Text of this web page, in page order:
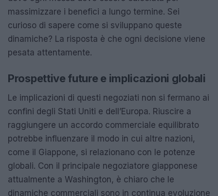
massimizzare i benefici a lungo termine. Sei
curioso di sapere come si sviluppano queste
dinamiche? La risposta è che ogni decisione viene
pesata attentamente.
Prospettive future e implicazioni globali
Le implicazioni di questi negoziati non si fermano ai
confini degli Stati Uniti e dell’Europa. Riuscire a
raggiungere un accordo commerciale equilibrato
potrebbe influenzare il modo in cui altre nazioni,
come il Giappone, si relazionano con le potenze
globali. Con il principale negoziatore giapponese
attualmente a Washington, è chiaro che le
dinamiche commerciali sono in continua evoluzione